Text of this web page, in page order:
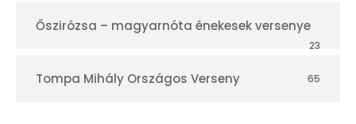
Őszirózsa – magyarnóta énekesek versenye
23
Tompa Mihály Országos Verseny 65